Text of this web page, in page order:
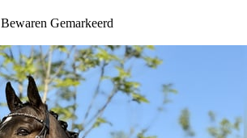
Bewaren Gemarkeerd